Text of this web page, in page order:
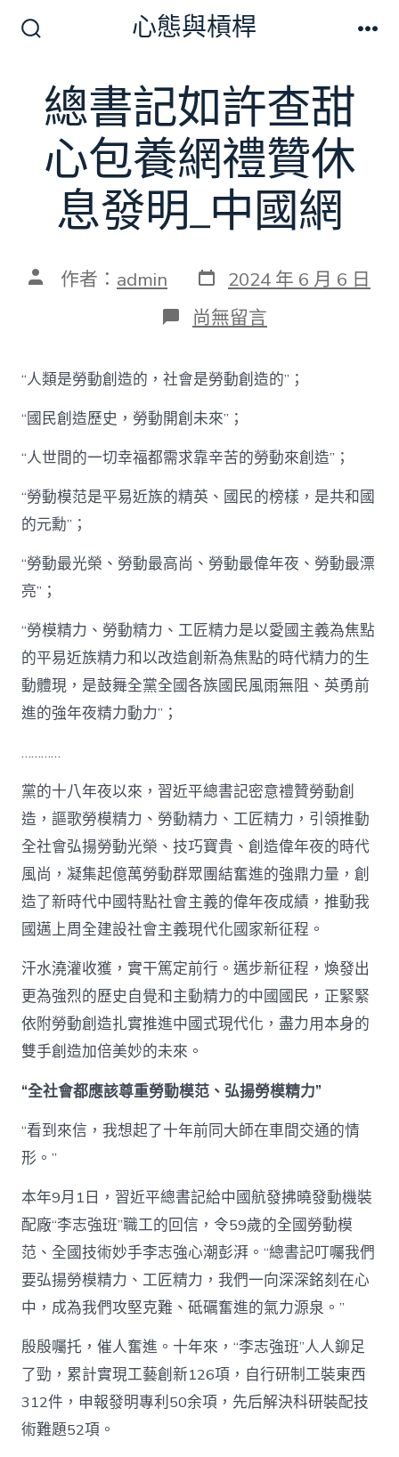
換
開
心態與槓桿
總書記如許查甜
心包養網禮贊休
息發明_中國網
文 作者： admin 發
表
日
期
2024 年 6 月 6 日
在
〈總
記
如
許
查
心
養
休
明
_
中
國
網〉
尚無留言
“人類是勞動創造的，社會是勞動創造的”；
“國民創造歷史，勞動開創未來”；
“人世間的一切幸福都需求靠辛苦的勞動來創造”；
“勞動模范是平易近族的精英、國民的榜樣，是共和國
的元勳”；
“勞動最光榮、勞動最高尚、勞動最偉年夜、勞動最漂
亮”；
“勞模精力、勞動精力、工匠精力是以愛國主義為焦點
的平易近族精力和以改造創新為焦點的時代精力的生
動體現，是鼓舞全黨全國各族國民風雨無阻、英勇前
進的強年夜精力動力”；
…………
黨的十八年夜以來，習近平總書記密意禮贊勞動創
造，謳歌勞模精力、勞動精力、工匠精力，引領推動
全社會弘揚勞動光榮、技巧寶貴、創造偉年夜的時代
風尚，凝集起億萬勞動群眾團結奮進的強鼎力量，創
造了新時代中國特點社會主義的偉年夜成績，推動我
國邁上周全建設社會主義現代化國家新征程。
汗水澆灌收獲，實干篤定前行。邁步新征程，煥發出
更為強烈的歷史自覺和主動精力的中國國民，正緊緊
依附勞動創造扎實推進中國式現代化，盡力用本身的
雙手創造加倍美妙的未來。
“全社會都應該尊重勞動模范、弘揚勞模精力”
“看到來信，我想起了十年前同大師在車間交通的情
形。”
本年9月1日，習近平總書記給中國航發拂曉發動機裝
配廠“李志強班”職工的回信，令59歲的全國勞動模
范、全國技術妙手李志強心潮彭湃。“總書記叮囑我們
要弘揚勞模精力、工匠精力，我們一向深深銘刻在心
中，成為我們攻堅克難、砥礪奮進的氣力源泉。”
殷殷囑托，催人奮進。十年來，“李志強班”人人鉚足
了勁，累計實現工藝創新126項，自行研制工裝東西
312件，申報發明專利50余項，先后解決科研裝配技
術難題52項。